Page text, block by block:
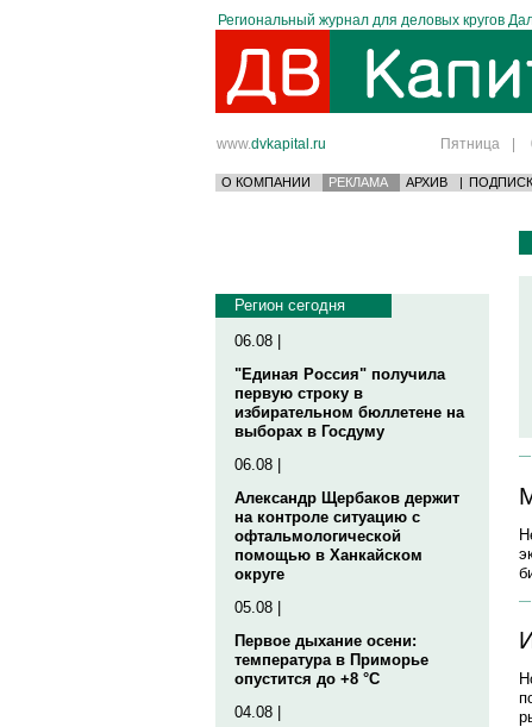
Региональный журнал для деловых кругов
www.dvkapital.ru Пятница |
О КОМПАНИИ РЕКЛАМА АРХИВ |
Регион сегодня
06.08 |
"Единая Россия" получила
первую строку в
избирательном бюллетене на
выборах в Госдуму
06.08 |
Александр Щербаков держит
на контроле ситуацию с
офтальмологической
помощью в Ханкайском
округе
05.08 |
Первое дыхание осени:
температура в Приморье
опустится до +8 °C
04.08 |